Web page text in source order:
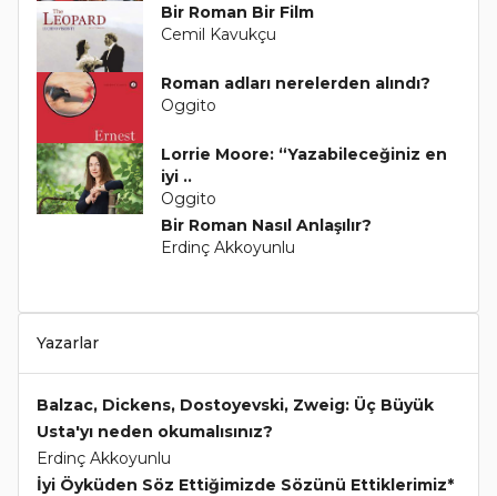
Bir Roman Bir Film
Cemil Kavukçu
Roman adları nerelerden alındı?
Oggito
Lorrie Moore: “Yazabileceğiniz en
iyi ..
Oggito
Bir Roman Nasıl Anlaşılır?
Erdinç Akkoyunlu
Yazarlar
Balzac, Dickens, Dostoyevski, Zweig: Üç Büyük
Usta'yı neden okumalısınız?
Erdinç Akkoyunlu
İyi Öyküden Söz Ettiğimizde Sözünü Ettiklerimiz*